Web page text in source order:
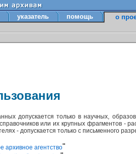
указатель помощь о
допускается только в научных,
или их крупных фрагментов -
- допускается только с письменного
архивное агентство"